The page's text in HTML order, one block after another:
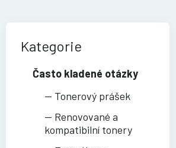
Kategorie
Často kladené otázky
Tonerový prášek
Renovované a
kompatibilní tonery